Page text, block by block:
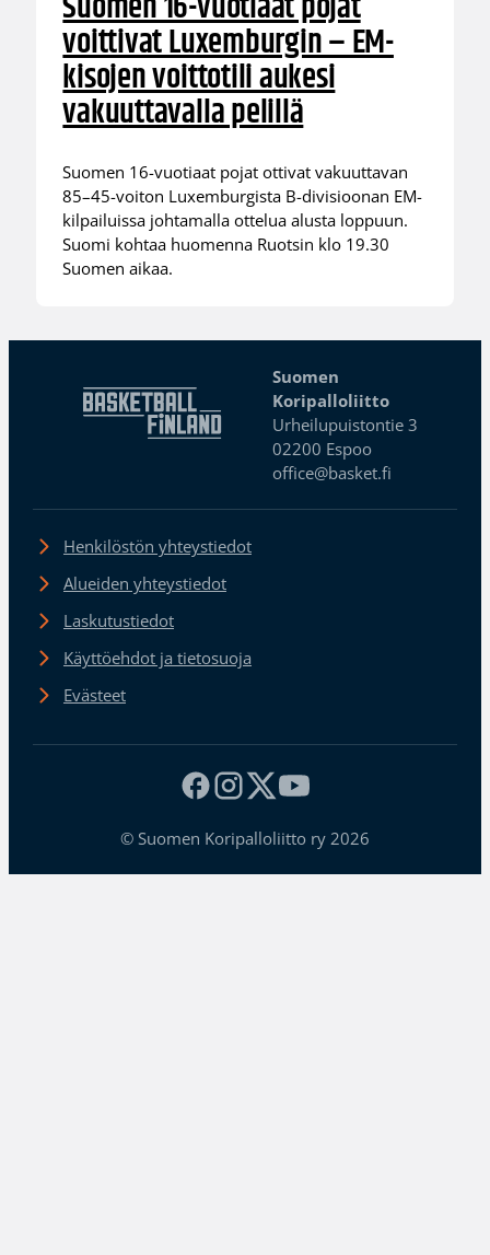
voittivat Luxemburgin – EM-
kisojen voittotili aukesi
vakuuttavalla pelillä
Suomen 16-vuotiaat pojat ottivat vakuuttavan
85–45-voiton Luxemburgista B-divisioonan EM-
kilpailuissa johtamalla ottelua alusta loppuun.
Suomi kohtaa huomenna Ruotsin klo 19.30
Suomen aikaa.
Suomen
Koripalloliitto
Urheilupuistontie 3
02200 Espoo
office@basket.fi
Henkilöstön yhteystiedot
Alueiden yhteystiedot
Laskutustiedot
Käyttöehdot ja tietosuoja
Evästeet
© Suomen Koripalloliitto ry 2026